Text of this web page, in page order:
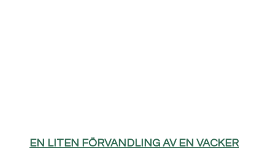
EN LITEN FÖRVANDLING AV EN VACKER